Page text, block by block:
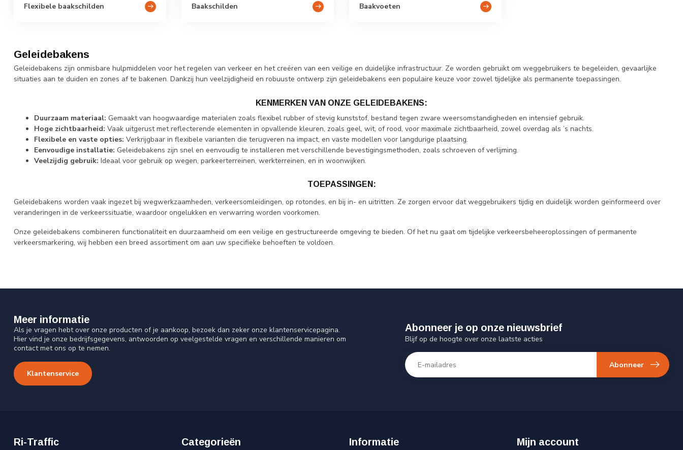
Flexibele baakschilden Baakschilden Baakvoeten
Geleidebakens
Geleidebakens zijn onmisbare hulpmiddelen voor het regelen van verkeer en het creëren van een veilige en duidelijke infrastructuur. Ze worden gebruikt om weggebruikers te begeleiden, gevaarlijke
situaties aan te duiden en zones af te bakenen. Dankzij hun veelzijdigheid en robuuste ontwerp zijn geleidebakens een populaire keuze voor zowel tijdelijke als permanente toepassingen.
KENMERKEN VAN ONZE GELEIDEBAKENS:
Duurzaam materiaal: Gemaakt van hoogwaardige materialen zoals flexibel rubber of stevig kunststof, bestand tegen zware weersomstandigheden en intensief gebruik.
Hoge zichtbaarheid: Vaak uitgerust met reflecterende elementen in opvallende kleuren, zoals geel, wit, of rood, voor maximale zichtbaarheid, zowel overdag als ’s nachts.
Flexibele en vaste opties: Verkrijgbaar in flexibele varianten die terugveren na impact, en vaste modellen voor langdurige plaatsing.
Eenvoudige installatie: Geleidebakens zijn snel en eenvoudig te installeren met verschillende bevestigingsmethoden, zoals schroeven of verlijming.
Veelzijdig gebruik: Ideaal voor gebruik op wegen, parkeerterreinen, werkterreinen, en in woonwijken.
TOEPASSINGEN:
Geleidebakens worden vaak ingezet bij wegwerkzaamheden, verkeersomleidingen, op rotondes, en bij in- en uitritten. Ze zorgen ervoor dat weggebruikers tijdig en duidelijk worden geïnformeerd over
veranderingen in de verkeerssituatie, waardoor ongelukken en verwarring worden voorkomen.
Onze geleidebakens combineren functionaliteit en duurzaamheid om een veilige en gestructureerde omgeving te bieden. Of het nu gaat om tijdelijke verkeersbeheeroplossingen of permanente
verkeersmarkering, wij hebben een breed assortiment om aan uw specifieke behoeften te voldoen.
Meer informatie
Als je vragen hebt over onze producten of je aankoop, bezoek dan zeker onze klantenservicepagina.
Hier vind je onze bedrijfsgegevens, antwoorden op veelgestelde vragen en verschillende manieren om
contact met ons op te nemen.
Klantenservice
Abonneer je op onze nieuwsbrief
Blijf op de hoogte over onze laatste acties
Abonneer
Ri-Traffic Categorieën Informatie Mijn account